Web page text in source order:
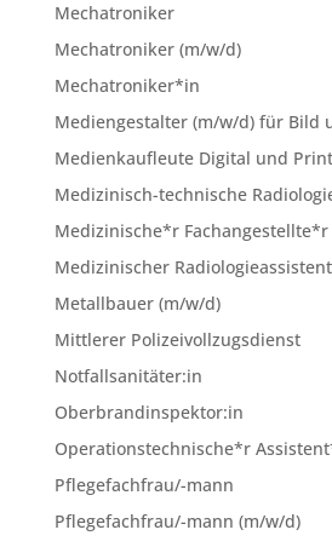
Mechatroniker
Mechatroniker (m/w/d)
Mechatroniker*in
Mediengestalter (m/w/d) für Bild
Medienkaufleute Digital und Print
Medizinisch-technische
Medizinische*r Fachangestellte*r
Medizinischer
Metallbauer (m/w/d)
Mittlerer Polizeivollzugsdienst
Notfallsanitäter:in
Oberbrandinspektor:in
Operationstechnische*r
Pflegefachfrau/-mann
Pflegefachfrau/-mann (m/w/d)